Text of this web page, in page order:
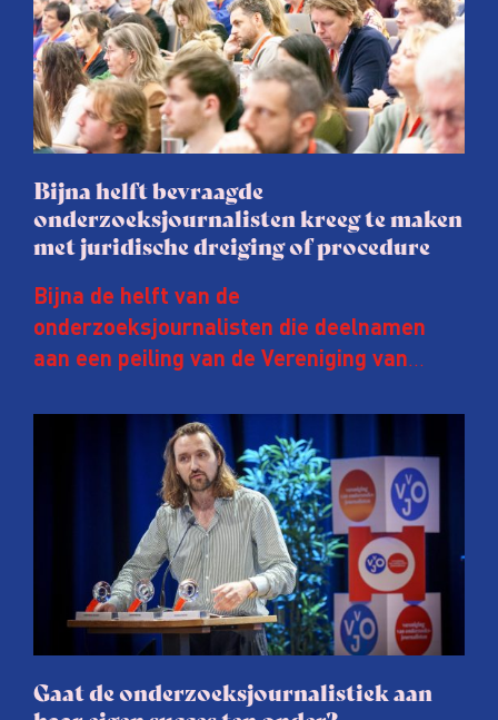
Bijna helft bevraagde
onderzoeksjournalisten kreeg te maken
met juridische dreiging of procedure
Bijna de helft van de
onderzoeksjournalisten die deelnamen
aan een peiling van de Vereniging van
afgelopen twee jaar te maken met
juridische dreiging of een juridische
procedure rond het eigen werk. Dat kost
journalisten tijd, ook ervaren zij stress en
soms worden publicaties aangepast of
gaat de hele publicatie zelfs niet door.
Gaat de onderzoeksjournalistiek aan